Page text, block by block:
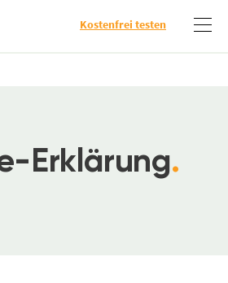
Kostenfrei testen
Erklärung.